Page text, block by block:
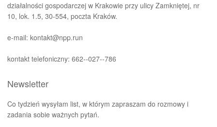
działalności gospodarczej w Krakowie przy ulicy Zamkniętej, nr
10, lok. 1.5, 30-554, poczta Kraków.
e-mail: kontakt@npp.run
kontakt telefoniczny: 662--027--786
Newsletter
Co tydzień wysyłam list, w którym zapraszam do rozmowy i
zadania sobie ważnych pytań.